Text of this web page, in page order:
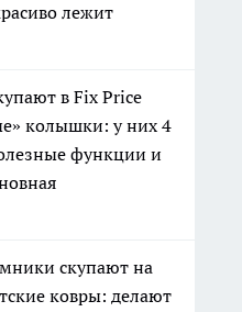
лежит
в Fix Price
колышки: у них 4
функции и
скупают на
ковры: делают